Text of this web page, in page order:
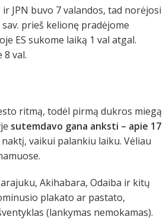
JPN buvo 7 valandos, tad norėjosi
prieš kelionę pradėjome
ES sukome laiką 1 val atgal.
val.
ritmą, todėl pirmą dukros miegą
sutemdavo gana anksti – apie 17
vaikui palankiu laiku. Vėliau
Akihabara, Odaiba ir kitų
plakato ar pastato,
(lankymas nemokamas).